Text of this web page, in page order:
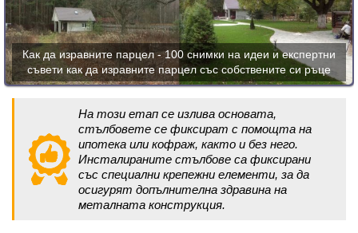
Как да изравните парцел - 100 снимки на идеи и експертни
съвети как да изравните парцел със собствените си ръце
На този етап се излива основата,
стълбовете се фиксират с помощта на
ипотека или кофраж, както и без него.
Инсталираните стълбове са фиксирани
със специални крепежни елементи, за да
осигурят допълнителна здравина на
металната конструкция.